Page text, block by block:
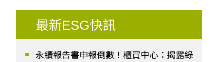
最新ESG快訊
永續報告書申報倒數！櫃買中心：揭露綠